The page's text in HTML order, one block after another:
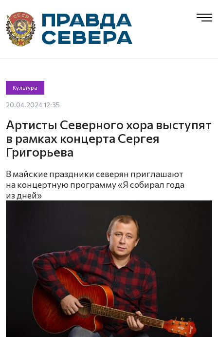
Культура
20.04.2024 12:35
Артисты Северного хора выступят
в рамках концерта Сергея
Григорьева
В майские праздники северян приглашают
на концертную программу «Я собирал года
из дней»